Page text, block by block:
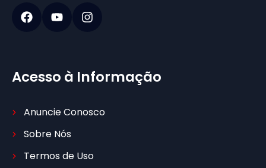
Acesso à Informação
Anuncie Conosco
Sobre Nós
Termos de Uso